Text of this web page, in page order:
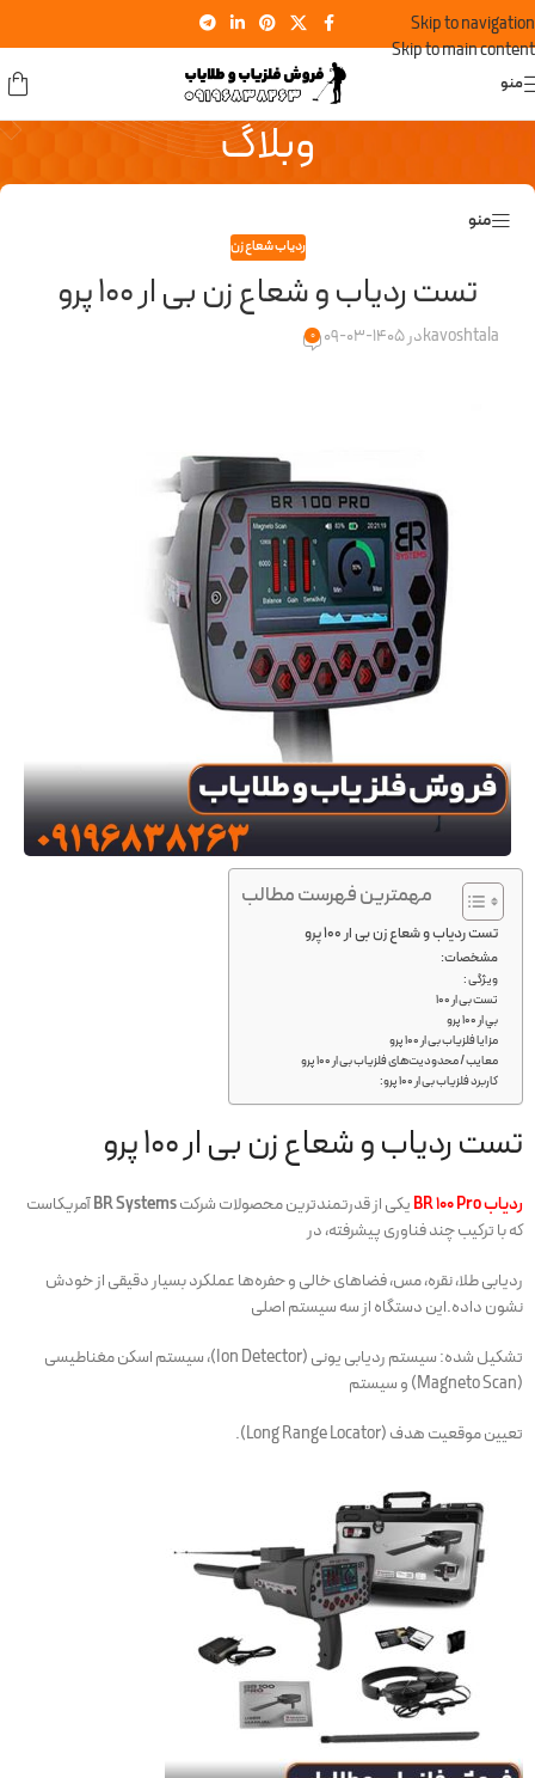
Skip to navigation
Skip to main content
منو
وبلاگ
منو
ردیاب شعاع زن
تست ردیاب و شعاع زن بی ار 100 پرو
kavoshtalaدر 1405-03-09 0
مهمترین فهرست مطالب
تست ردیاب و شعاع زن بی ار 100 پرو
مشخصات:
ویژگی :
تست بی ار 100
بي ار 100 پرو
مزایا فلزیاب بی ار 100 پرو
معایب / محدودیت‌های فلزیاب بی ار 100 پرو
کاربرد فلزیاب بی ار 100 پرو:
تست ردیاب و شعاع زن بی ار 100 پرو
ردیاب BR 100 Pro یکی از قدرتمندترین محصولات شرکتBR Systemsآمریکاست
که با ترکیب چند فناوری پیشرفته، در
ردیابی طلا، نقره، مس، فضاهای خالی و حفره‌ها عملکرد بسیار دقیقی از خودش
نشون داده.این دستگاه از سه سیستم اصلی
تشکیل شده: سیستم ردیابی یونی (Ion Detector)، سیستم اسکن مغناطیسی
(Magneto Scan) و سیستم
تعیین موقعیت هدف (Long Range Locator).